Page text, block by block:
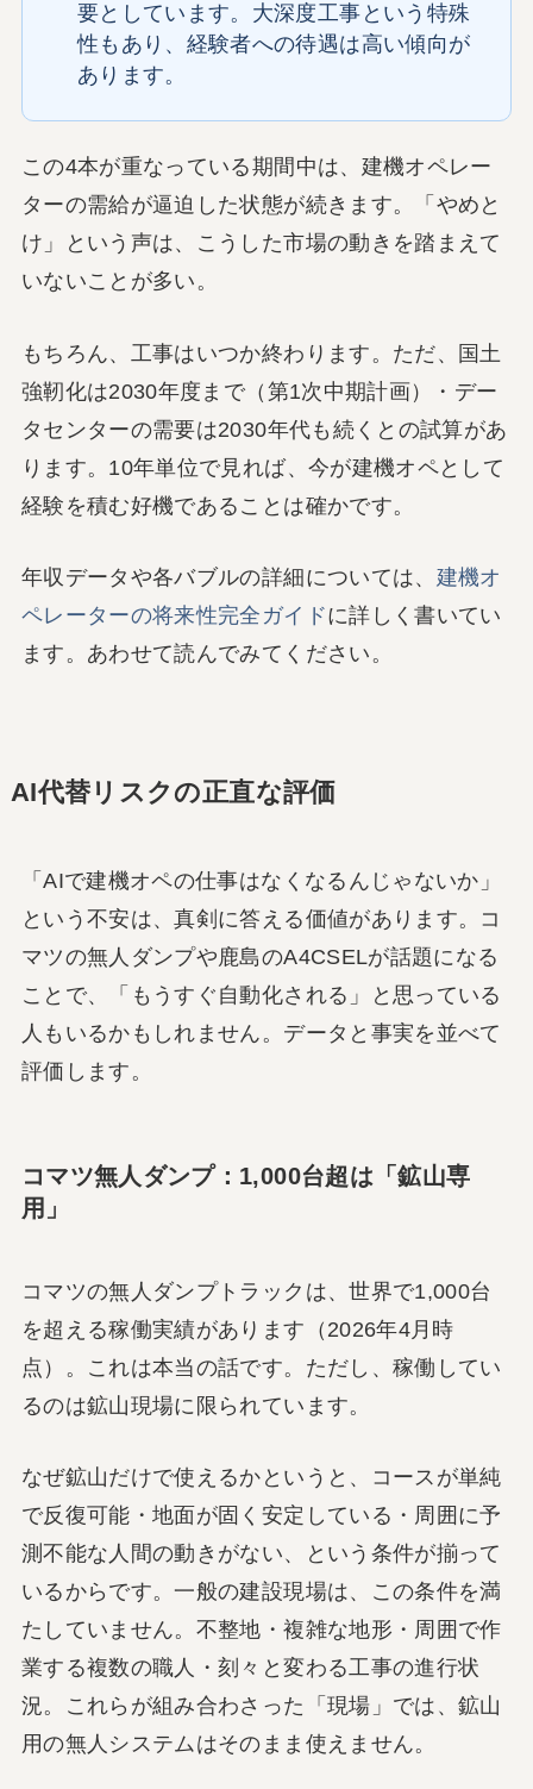
要としています。大深度工事という特殊
性もあり、経験者への待遇は高い傾向が
あります。
この4本が重なっている期間中は、建機オペレー
ターの需給が逼迫した状態が続きます。「やめと
け」という声は、こうした市場の動きを踏まえて
いないことが多い。
もちろん、工事はいつか終わります。ただ、国土
強靭化は2030年度まで（第1次中期計画）・デー
タセンターの需要は2030年代も続くとの試算があ
ります。10年単位で見れば、今が建機オペとして
経験を積む好機であることは確かです。
年収データや各バブルの詳細については、 建機オ
ペレーターの将来性完全ガイドに詳しく書いてい
ます。あわせて読んでみてください。
AI代替リスクの正直な評価
「AIで建機オペの仕事はなくなるんじゃないか」
という不安は、真剣に答える価値があります。コ
マツの無人ダンプや鹿島のA4CSELが話題になる
ことで、「もうすぐ自動化される」と思っている
人もいるかもしれません。データと事実を並べて
評価します。
コマツ無人ダンプ：1,000台超は「鉱山専
用」
コマツの無人ダンプトラックは、世界で1,000台
を超える稼働実績があります（2026年4月時
点）。これは本当の話です。ただし、稼働してい
るのは鉱山現場に限られています。
なぜ鉱山だけで使えるかというと、コースが単純
で反復可能・地面が固く安定している・周囲に予
測不能な人間の動きがない、という条件が揃って
いるからです。一般の建設現場は、この条件を満
たしていません。不整地・複雑な地形・周囲で作
業する複数の職人・刻々と変わる工事の進行状
況。これらが組み合わさった「現場」では、鉱山
用の無人システムはそのまま使えません。